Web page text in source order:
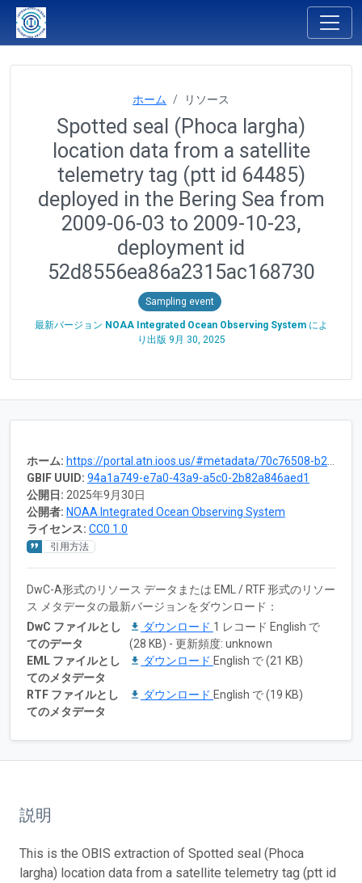
ホーム リソース
Spotted seal (Phoca largha)
location data from a satellite
telemetry tag (ptt id 64485)
deployed in the Bering Sea from
2009-06-03 to 2009-10-23,
deployment id
52d8556ea86a2315ac168730
Sampling event
最新バージョン NOAA Integrated Ocean Observing Systemによ
り出版 9月 30, 2025
ホーム: https://portal.atn.ioos.us/#metadata/70c76508-b252-4c3d-9f27-e4cba9300537/project
GBIF UUID: 94a1a749-e7a0-43a9-a5c0-2b82a846aed1
公開日: 2025年9月30日
公開者: NOAA Integrated Ocean Observing System
ライセンス: CC0 1.0
引用方法
DwC-A形式のリソース データまたは EML / RTF 形式のリソー
ス メタデータの最新バージョンをダウンロード：
DwC ファイルとし
てのデータ
ダウンロード 1 レコード English で
(28 KB) - 更新頻度: unknown
EML ファイルとし
てのメタデータ
ダウンロード English で (21 KB)
RTF ファイルとし
てのメタデータ
ダウンロード English で (19 KB)
説明
This is the OBIS extraction of Spotted seal (Phoca
largha) location data from a satellite telemetry tag (ptt id